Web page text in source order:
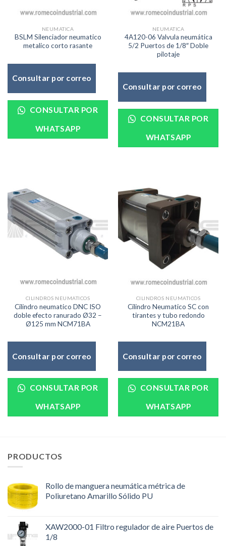
NEUMATICA
BSLM Silenciador neumatico
metalico corto rasante
Consultar por correo
CONSULTAR POR
WHATSAPP
NEUMATICA
4A120-06 Valvula neumática
5/2 Puertos de 1/8″ Doble
pilotaje
Consultar por correo
CONSULTAR POR
WHATSAPP
CILINDROS NEUMATICOS
Cilindro neumatico DNC ISO
doble efecto ranurado Ø32 –
Ø125 mm NCM71BA
Consultar por correo
CONSULTAR POR
WHATSAPP
CILINDROS NEUMATICOS
Cilindro Neumatico SC con
tirantes y tubo redondo
NCM21BA
Consultar por correo
CONSULTAR POR
WHATSAPP
PRODUCTOS
Rollo de manguera neumática métrica de
Poliuretano Amarillo Sólido PU
XAW2000-01 Filtro regulador de aire Puertos de
1/8